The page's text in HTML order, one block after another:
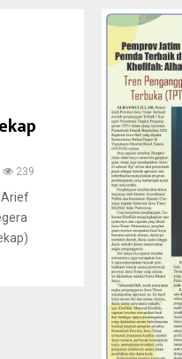
239
Arief